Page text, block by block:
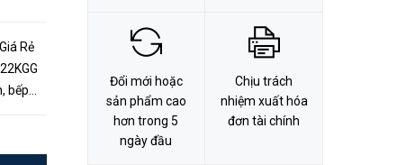
Rẻ
bếp
Đổi mới hoặc
sản phẩm cao
hơn trong 5
ngày đầu
Chịu trách
nhiệm xuất hóa
đơn tài chính